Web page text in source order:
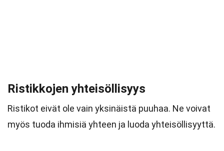
Ristikkojen yhteisöllisyys
Ristikot eivät ole vain yksinäistä puuhaa. Ne voivat
myös tuoda ihmisiä yhteen ja luoda yhteisöllisyyttä.